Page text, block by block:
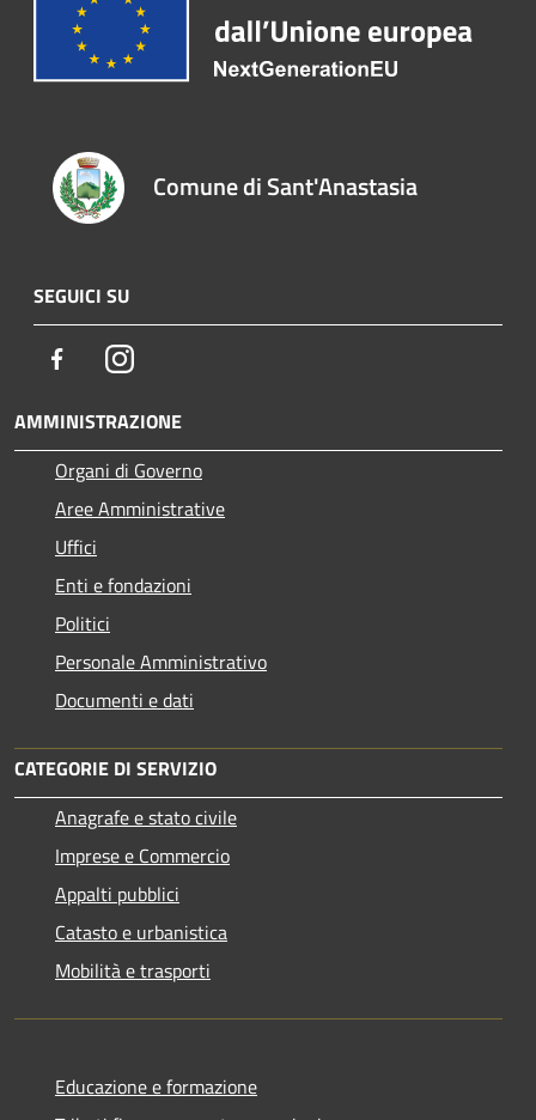
Comune di Sant'Anastasia
SEGUICI SU
FacebookInstagram
AMMINISTRAZIONE
Organi di Governo
Aree Amministrative
Uffici
Enti e fondazioni
Politici
Personale Amministrativo
Documenti e dati
CATEGORIE DI SERVIZIO
Anagrafe e stato civile
Imprese e Commercio
Appalti pubblici
Catasto e urbanistica
Mobilità e trasporti
Educazione e formazione